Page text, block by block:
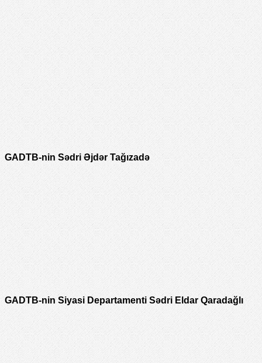
GADTB-nin Sədri Əjdər Tağızadə
GADTB-nin Siyasi Departamenti Sədri Eldar Qaradağlı